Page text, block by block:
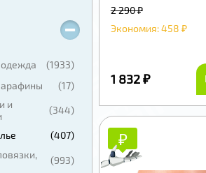
(1933)
(17)
и
(344)
(407)
(993)
2 290 ₽
Экономия: 458 ₽
1 832 ₽
₽₽